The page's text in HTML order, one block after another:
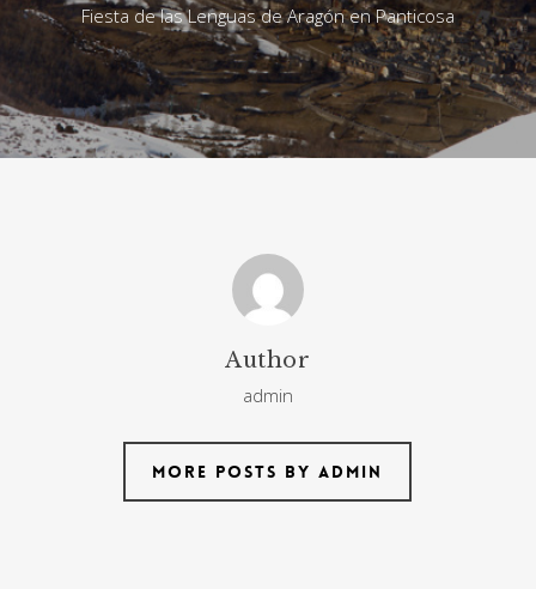
Fiesta de las Lenguas de Aragón en Panticosa
Author
admin
More posts by admin